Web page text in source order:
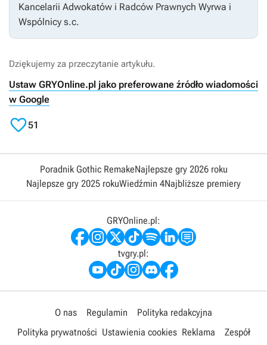
Kancelarii Adwokatów i Radców Prawnych Wyrwa i
Wspólnicy s.c.
Dziękujemy za przeczytanie artykułu.
Ustaw GRYOnline.pl jako preferowane źródło wiadomości
w Google
51
Poradnik Gothic RemakeNajlepsze gry 2026 roku
Najlepsze gry 2025 rokuWiedźmin 4Najbliższe premiery
GRYOnline.pl:
tvgry.pl:
O nas Regulamin
Polityka redakcyjna
Polityka prywatności Ustawienia cookies Reklama Zespół